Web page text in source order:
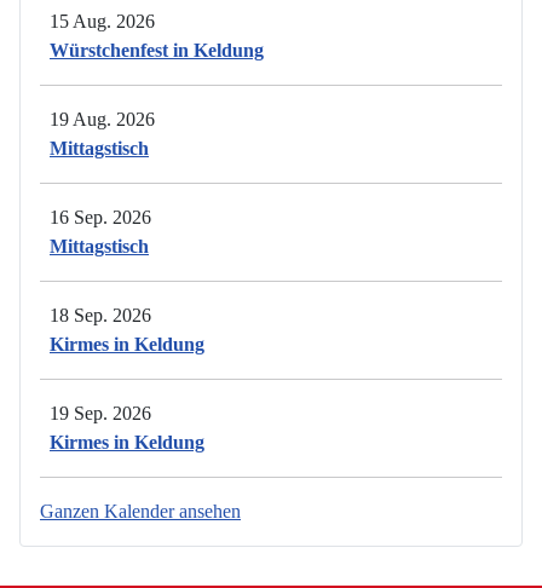
15 Aug. 2026
Würstchenfest in Keldung
19 Aug. 2026
Mittagstisch
16 Sep. 2026
Mittagstisch
18 Sep. 2026
Kirmes in Keldung
19 Sep. 2026
Kirmes in Keldung
Ganzen Kalender ansehen